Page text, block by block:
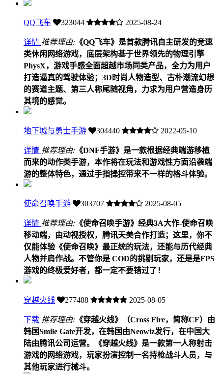
QQ飞车 323044 2025-08-24
详情 推荐理由: 《QQ飞车》是首款腾讯自主研发的竞速
类休闲网络游戏，底层架构基于世界领先的物理引擎
PhysX，游戏手感全面超越市场同类产品，全力为用户
打造逼真的驾驶体验；3D时尚人物造型、古朴潮流幻想
的赛道主题、第三人称尾随视角，力求为用户营造身历
其境的感觉。
地下城与勇士手游 304440 2022-05-10
详情 推荐理由: 《DNF手游》是一款根据经典端游移植
而来的动作类手游，本作将在玩法和游戏性方面沿袭端
游的整体特色，通过手指操控带来不一样的格斗体验。
使命召唤手游 303707 2025-08-05
详情 推荐理由: 《使命召唤手游》经典3A大作-使命召唤
移动端，由动视授权，腾讯天美合作打造；这里，你不
仅能体验《使命召唤》最正统的玩法，还能与历代经典
人物并肩作战。不管你是 COD的挑剔玩家，还是是FPS
游戏的终极爱好者，都一定不要错过了！
穿越火线 277488 2025-08-05
下载 推荐理由: 《穿越火线》（Cross Fire，简称CF）由
韩国Smile Gate开发，在韩国由Neowiz发行，在中国大
陆由腾讯公司运营。《穿越火线》是一款第一人称射击
游戏的网络游戏，玩家扮演控制一名持枪战斗人员，与
其他玩家进行械斗。